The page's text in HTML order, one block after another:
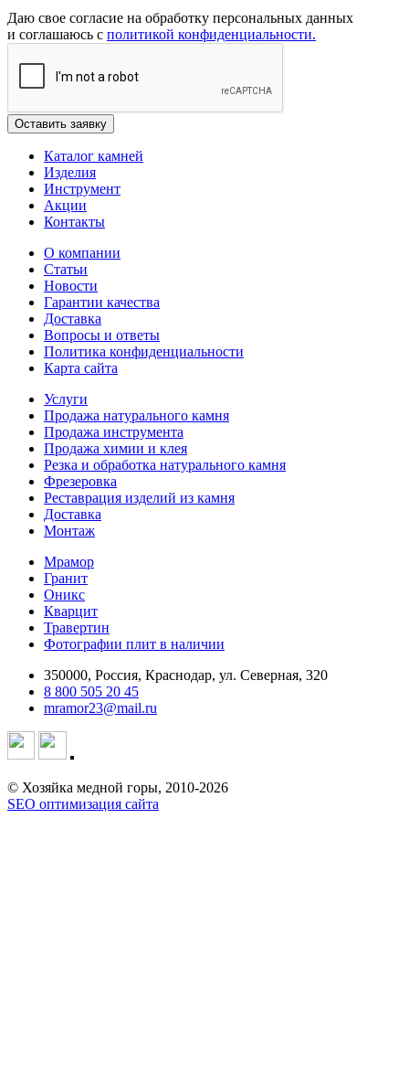
Даю свое согласие на обработку персональных данных
и соглашаюсь с политикой конфиденциальности.
Каталог камней
Изделия
Инструмент
Акции
Контакты
О компании
Статьи
Новости
Гарантии качества
Доставка
Вопросы и ответы
Политика конфиденциальности
Карта сайта
Услуги
Продажа натурального камня
Продажа инструмента
Продажа химии и клея
Резка и обработка натурального камня
Фрезеровка
Реставрация изделий из камня
Доставка
Монтаж
Мрамор
Гранит
Оникс
Кварцит
Травертин
Фотографии плит в наличии
350000, Россия, Краснодар, ул. Северная, 320
8 800 505 20 45
mramor23@mail.ru
© Хозяйка медной горы, 2010-2026
SEO оптимизация сайта